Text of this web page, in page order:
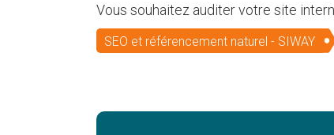
Vous souhaitez auditer votre site
SEO et référencement naturel - SIWAY